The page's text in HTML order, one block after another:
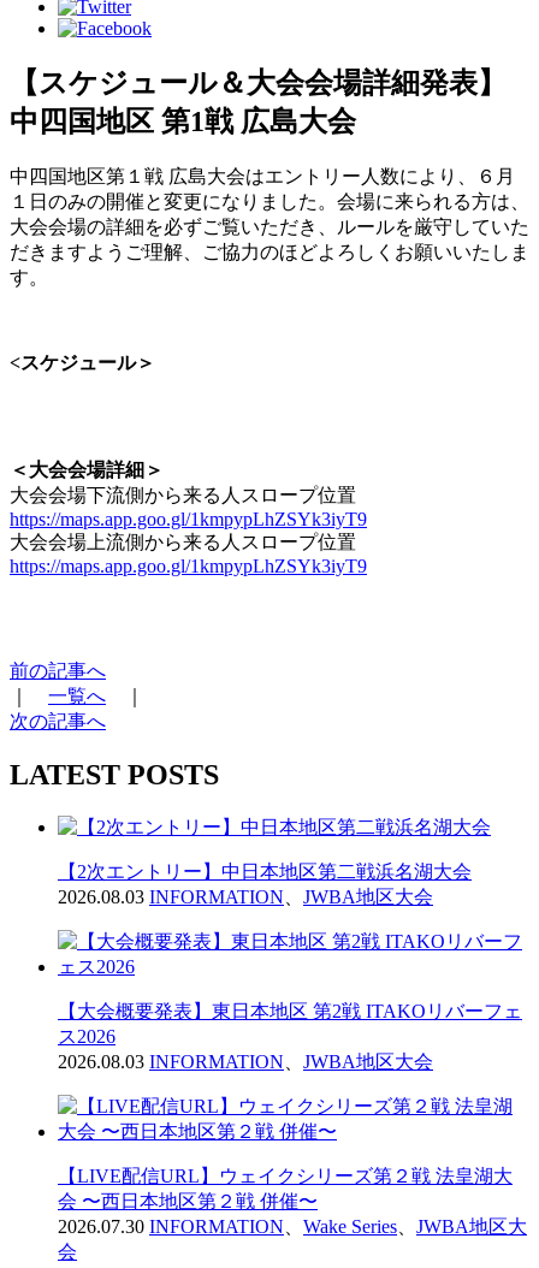
【スケジュール＆大会会場詳細発表】
中四国地区 第1戦 広島大会
中四国地区第１戦 広島大会はエントリー人数により、６月
１日のみの開催と変更になりました。会場に来られる方は、
大会会場の詳細を必ずご覧いただき、ルールを厳守していた
だきますようご理解、ご協力のほどよろしくお願いいたしま
す。
<スケジュール＞
＜大会会場詳細＞
大会会場下流側から来る人スロープ位置
https://maps.app.goo.gl/1kmpypLhZSYk3iyT9
大会会場上流側から来る人スロープ位置
https://maps.app.goo.gl/1kmpypLhZSYk3iyT9
前の記事へ
一覧へ
次の記事へ
LATEST POSTS
【2次エントリー】中日本地区第二戦浜名湖大会
2026.08.03 INFORMATION JWBA地区大会
【大会概要発表】東日本地区 第2戦 ITAKOリバーフェ
ス2026
2026.08.03 INFORMATION JWBA地区大会
【LIVE配信URL】ウェイクシリーズ第２戦 法皇湖大
会 〜西日本地区第２戦 併催〜
2026.07.30 INFORMATION Wake Series
JWBA地区大
会